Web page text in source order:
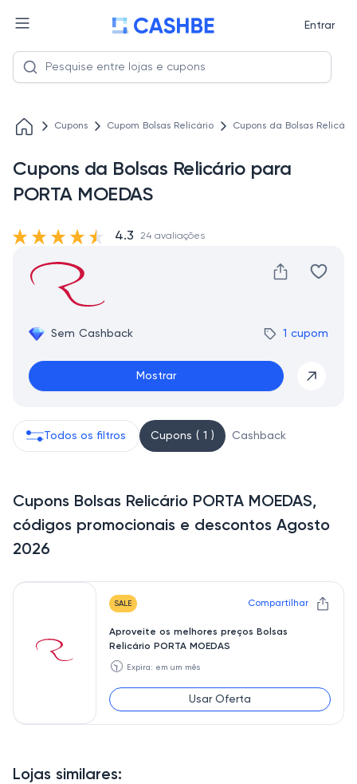
Entrar
Cupons Cupom Bolsas Relicário Cupons da Bolsas
Cupons da Bolsas Relicário para
PORTA MOEDAS
Sem Cashback 1 cupom
Mostrar
4.3 24 avaliações
Lojas similares:
Todos os filtros Cupons ( 1 ) Cashback
Cupons Bolsas Relicário PORTA MOEDAS,
códigos promocionais e descontos Agosto
2026
SALE Compartilhar
Aproveite os melhores preços Bolsas
Relicário PORTA MOEDAS
🕥 Expira: em um mês
Usar Oferta